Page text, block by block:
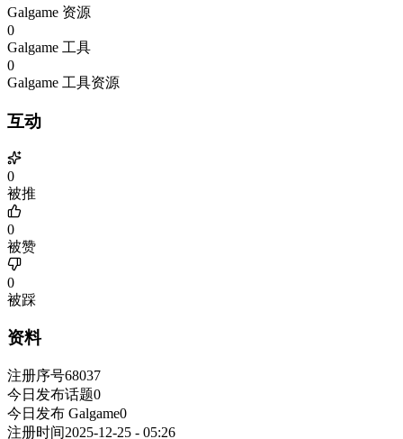
Galgame 资源
0
Galgame 工具
0
Galgame 工具资源
互动
0
被推
0
被赞
0
被踩
资料
注册序号68037
今日发布话题0
今日发布 Galgame0
注册时间2025-12-25 - 05:26